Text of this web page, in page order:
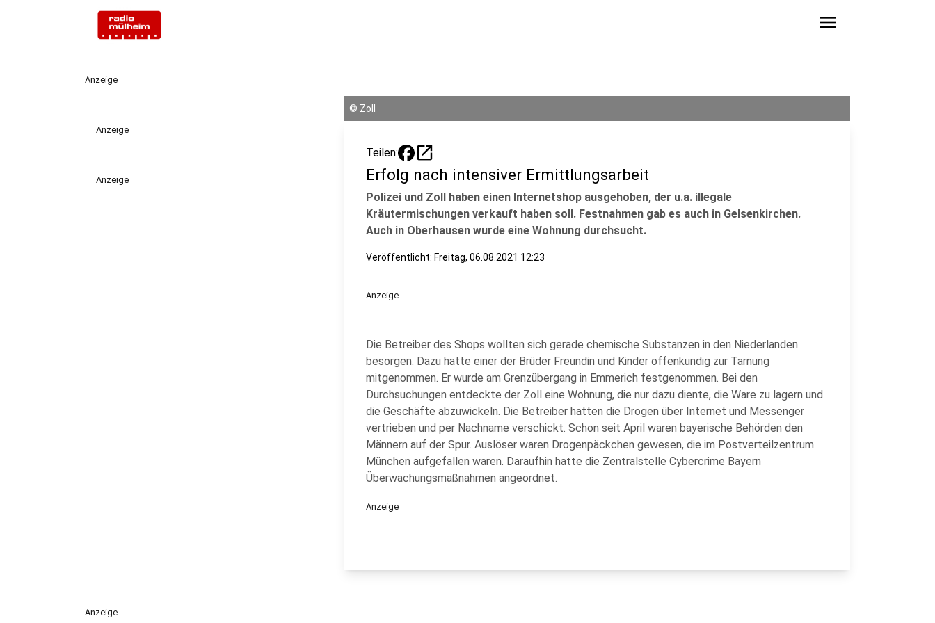
menu
Anzeige
Anzeige
Anzeige
© Zoll
Teilen: open_in_new
Erfolg nach intensiver Ermittlungsarbeit
Polizei und Zoll haben einen Internetshop ausgehoben, der u.a. illegale
Kräutermischungen verkauft haben soll. Festnahmen gab es auch in Gelsenkirchen.
Auch in Oberhausen wurde eine Wohnung durchsucht.
Veröffentlicht: Freitag, 06.08.2021 12:23
Anzeige
Die Betreiber des Shops wollten sich gerade chemische Substanzen in den Niederlanden
besorgen. Dazu hatte einer der Brüder Freundin und Kinder offenkundig zur Tarnung
mitgenommen. Er wurde am Grenzübergang in Emmerich festgenommen. Bei den
Durchsuchungen entdeckte der Zoll eine Wohnung, die nur dazu diente, die Ware zu lagern und
die Geschäfte abzuwickeln. Die Betreiber hatten die Drogen über Internet und Messenger
vertrieben und per Nachname verschickt. Schon seit April waren bayerische Behörden den
Männern auf der Spur. Auslöser waren Drogenpäckchen gewesen, die im Postverteilzentrum
München aufgefallen waren. Daraufhin hatte die Zentralstelle Cybercrime Bayern
Überwachungsmaßnahmen angeordnet.
Anzeige
Anzeige